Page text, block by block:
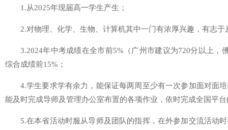
1.从2025年现届高一学生产生；
2.对物理、化学、生物、计算机其中一门有浓厚兴趣，有志于
3.2024年中考成绩在全市前5%（广州市建议为720分以上，
综合成绩前15%；
4.学生要求学有余力，能保证每两周至少有一次参加面对面
能及时完成导师及管理办公室布置的各项作业，依时完成全国平
5.在本省活动时服从导师及团队的指挥，在外参加交流活动